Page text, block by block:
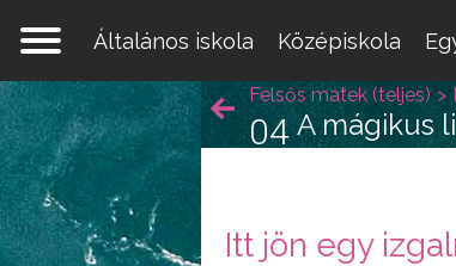
Általános iskola
Középiskola
Felsős matek (teljes)
A mágikus
04
Itt jön egy